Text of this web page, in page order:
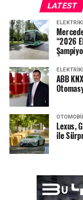
LATEST
“2026
ABB
Lexus,
ile